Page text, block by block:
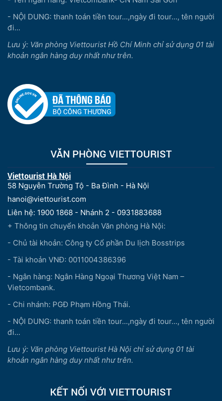
- NỘI DUNG: thanh toán tiền tour...,ngày đi tour..., tên người
đi...
Lưu ý: Văn phòng Viettourist Hồ Chí Minh chỉ sử dụng 01 tài
khoản ngân hàng duy nhất như trên.
VĂN PHÒNG VIETTOURIST
Viettourist Hà Nội
58 Nguyễn Trường Tộ - Ba Đình - Hà Nội
hanoi@viettourist.com
Liên hệ: 1900 1868 - Nhánh 2 - 0931883688
+ Thông tin chuyển khoản Văn phòng Hà Nội:
- Chủ tài khoản: Công ty Cổ phần Du lịch Bosstrips
- Tài khoản VNĐ: 0011004386396
- Ngân hàng: Ngân Hàng Ngoại Thương Việt Nam –
Vietcombank.
- Chi nhánh: PGĐ Phạm Hồng Thái.
- NỘI DUNG: thanh toán tiền tour...,ngày đi tour..., tên người
đi...
Lưu ý: Văn phòng Viettourist Hà Nội chỉ sử dụng 01 tài
khoản ngân hàng duy nhất như trên.
KẾT NỐI VỚI VIETTOURIST